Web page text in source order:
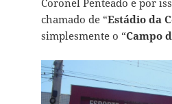
Coronel Penteado e por
chamado de “Estádio da
simplesmente o “Campo